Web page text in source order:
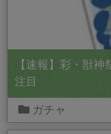
【速報】彩・獣神
注目
ガチャ